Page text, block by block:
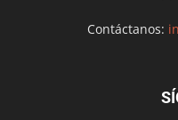
Contáctanos: